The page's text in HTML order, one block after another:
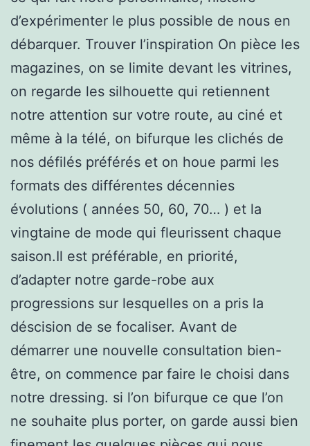
d’expérimenter le plus possible de nous en
débarquer. Trouver l’inspiration On pièce les
magazines, on se limite devant les vitrines,
on regarde les silhouette qui retiennent
notre attention sur votre route, au ciné et
même à la télé, on bifurque les clichés de
nos défilés préférés et on houe parmi les
formats des différentes décennies
évolutions ( années 50, 60, 70… ) et la
vingtaine de mode qui fleurissent chaque
saison.Il est préférable, en priorité,
d’adapter notre garde-robe aux
progressions sur lesquelles on a pris la
déscision de se focaliser. Avant de
démarrer une nouvelle consultation bien-
être, on commence par faire le choisi dans
notre dressing. si l’on bifurque ce que l’on
ne souhaite plus porter, on garde aussi bien